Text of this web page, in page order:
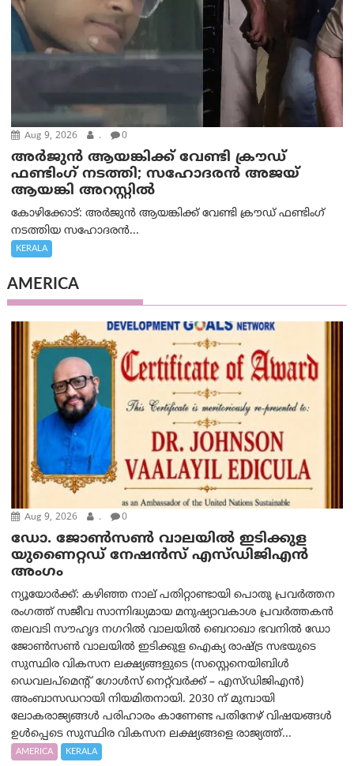
Aug 9, 2026 . 0
അർജുൻ ആയങ്കിക്ക് വേണ്ടി ക്രൗഡ്
ഫണ്ടിംഗ് നടത്തി; സഹോദരന്‍ അജയ്
ആയങ്കി അറസ്റ്റിൽ
കോഴിക്കോട്: അർജുൻ ആയങ്കിക്ക് വേണ്ടി ക്രൗഡ് ഫണ്ടിംഗ്
നടത്തിയ സഹോദരന്‍...
KERALA
AMERICA
Aug 9, 2026 . 0
ഡോ. ജോൺസൺ വാലയിൽ ഇടിക്കുള
യുണൈറ്റഡ് നേഷൻസ് എസ്ഡിജിഎൻ
അംഗം
ന്യൂയോര്‍ക്ക്: കഴിഞ്ഞ നാല് പതിറ്റാണ്ടായി പൊതു പ്രവർത്തന
രംഗത്ത് സജീവ സാന്നിദ്ധ്യമായ മനുഷ്യാവകാശ പ്രവർത്തകൻ
തലവടി സൗഹൃദ നഗറിൽ വാലയിൽ ബെറാഖാ ഭവനിൽ ഡോ
ജോൺസൺ വാലയിൽ ഇടിക്കുള ഐക്യ രാഷ്ട്ര സഭയുടെ
സുസ്ഥിര വികസന ലക്ഷ്യങ്ങളുടെ (സസ്റ്റെനെയിബിൾ
ഡെവലപ്‌മെന്റ് ഗോൾസ് നെറ്റ്‌വർക്ക് – എസ്ഡിജിഎൻ)
അംബാസഡറായി നിയമിതനായി. 2030 ന് മുമ്പായി
ലോകരാജ്യങ്ങൾ പരിഹാരം കാണേണ്ട പതിനേഴ് വിഷയങ്ങൾ
ഉൾപ്പെടെ സുസ്ഥിര വികസന ലക്ഷ്യങ്ങളെ രാജ്യത്ത്...
AMERICA KERALA